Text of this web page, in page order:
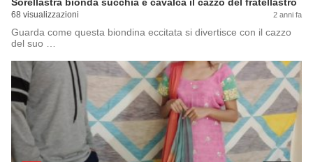
68 visualizzazioni 2 anni fa
Guarda come questa biondina eccitata si divertisce con il cazzo
del suo …